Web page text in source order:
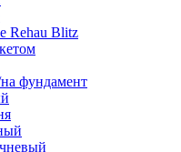
Rehau Blitz
фундамент